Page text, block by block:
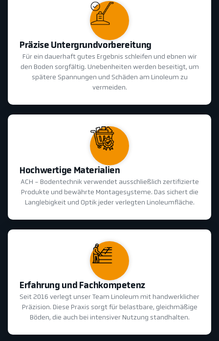
Präzise Untergrundvorbereitung
Für ein dauerhaft gutes Ergebnis schleifen und ebnen wir
den Boden sorgfältig. Unebenheiten werden beseitigt, um
spätere Spannungen und Schäden am Linoleum zu
vermeiden.
Hochwertige Materialien
ACH - Bodentechnik verwendet ausschließlich zertifizierte
Produkte und bewährte Montagesysteme. Das sichert die
Langlebigkeit und Optik jeder verlegten Linoleumfläche.
Erfahrung und Fachkompetenz
Seit 2016 verlegt unser Team Linoleum mit handwerklicher
Präzision. Diese Praxis sorgt für belastbare, gleichmäßige
Böden, die auch bei intensiver Nutzung standhalten.